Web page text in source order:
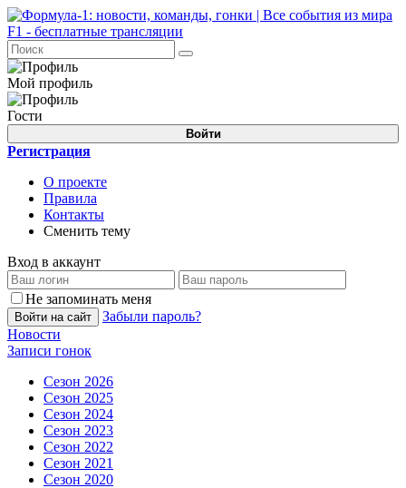
Мой профиль
Гости
Войти
Регистрация
О проекте
Правила
Контакты
Сменить тему
Вход в аккаунт
Не запоминать меня
Войти на сайт
Забыли пароль?
Новости
Записи гонок
Сезон 2026
Сезон 2025
Сезон 2024
Сезон 2023
Сезон 2022
Сезон 2021
Сезон 2020